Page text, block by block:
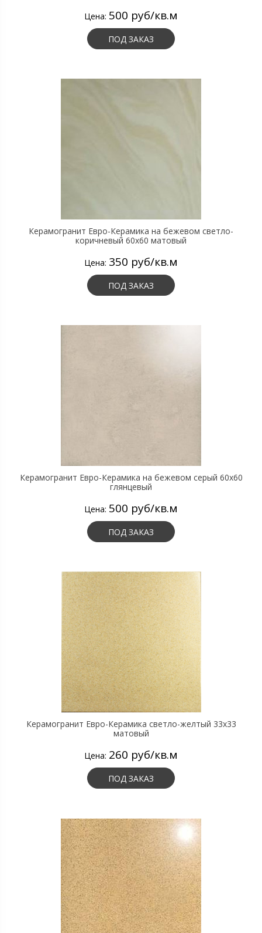
Цена: 500 руб/кв.м
ПОД ЗАКАЗ
Керамогранит Евро-Керамика на бежевом светло-
коричневый 60х60 матовый
Цена: 350 руб/кв.м
ПОД ЗАКАЗ
Керамогранит Евро-Керамика на бежевом серый 60х60
глянцевый
Цена: 500 руб/кв.м
ПОД ЗАКАЗ
Керамогранит Евро-Керамика светло-желтый 33х33
матовый
Цена: 260 руб/кв.м
ПОД ЗАКАЗ